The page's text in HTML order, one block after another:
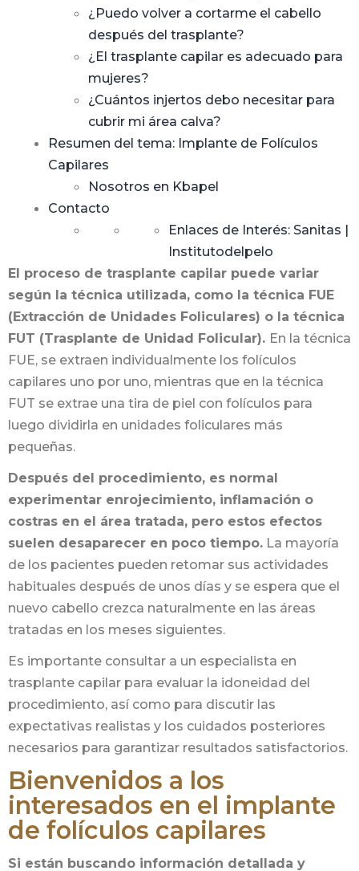
¿Puedo volver a cortarme el cabello
después del trasplante?
¿El trasplante capilar es adecuado para
mujeres?
¿Cuántos injertos debo necesitar para
cubrir mi área calva?
Resumen del tema: Implante de Folículos
Capilares
Nosotros en Kbapel
Contacto
Enlaces de Interés: Sanitas |
Institutodelpelo
El proceso de trasplante capilar puede variar
según la técnica utilizada, como la técnica FUE
(Extracción de Unidades Foliculares) o la técnica
FUT (Trasplante de Unidad Folicular). En la técnica
FUE, se extraen individualmente los folículos
capilares uno por uno, mientras que en la técnica
FUT se extrae una tira de piel con folículos para
luego dividirla en unidades foliculares más
pequeñas.
Después del procedimiento, es normal
experimentar enrojecimiento, inflamación o
costras en el área tratada, pero estos efectos
suelen desaparecer en poco tiempo. La mayoría
de los pacientes pueden retomar sus actividades
habituales después de unos días y se espera que el
nuevo cabello crezca naturalmente en las áreas
tratadas en los meses siguientes.
Es importante consultar a un especialista en
trasplante capilar para evaluar la idoneidad del
procedimiento, así como para discutir las
expectativas realistas y los cuidados posteriores
necesarios para garantizar resultados satisfactorios.
Bienvenidos a los
interesados en el implante
de folículos capilares
Si están buscando información detallada y